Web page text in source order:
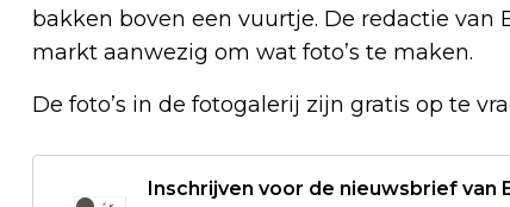
bakken boven een vuurtje. De redactie van
markt aanwezig om wat foto’s te maken.
De foto’s in de fotogalerij zijn gratis op te
Inschrijven voor de nieuwsbrief van